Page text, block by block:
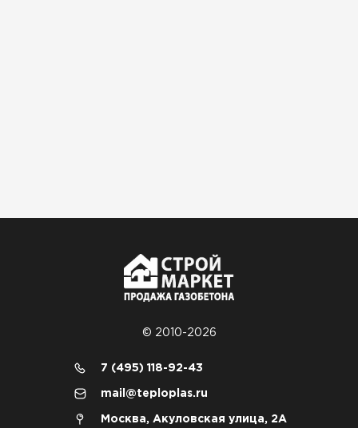
© 2010-2026
7 (495) 118-92-43
mail@teploplas.ru
Москва, Акуловская улица, 2А